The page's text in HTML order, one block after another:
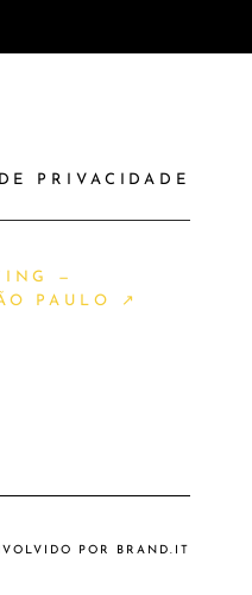
PRIVACIDADE
—
PAULO ↗
POR BRAND.IT